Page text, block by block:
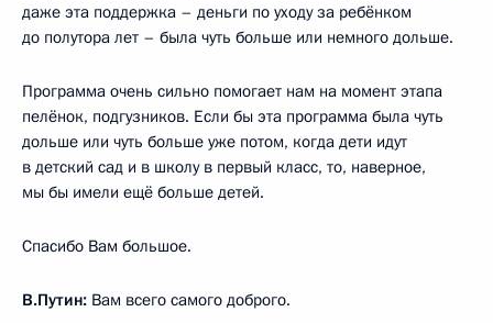
даже эта поддержка – деньги по уходу за ребёнком
до полутора лет – была чуть больше или немного дольше.
Программа очень сильно помогает нам на момент этапа
пелёнок, подгузников. Если бы эта программа была чуть
дольше или чуть больше уже потом, когда дети идут
в детский сад и в школу в первый класс, то, наверное,
мы бы имели ещё больше детей.
Спасибо Вам большое.
В.Путин: Вам всего самого доброго.